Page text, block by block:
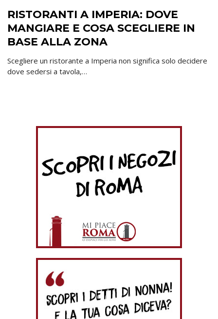
RISTORANTI A IMPERIA: DOVE
MANGIARE E COSA SCEGLIERE IN
BASE ALLA ZONA
Scegliere un ristorante a Imperia non significa solo decidere
dove sedersi a tavola,…